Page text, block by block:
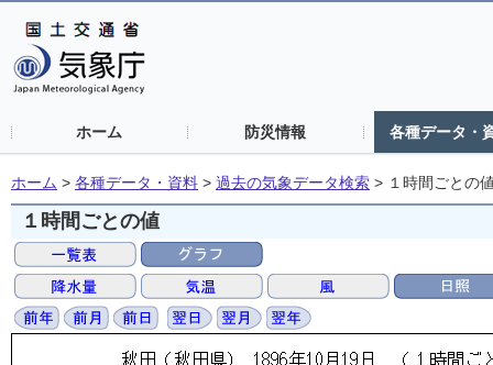
ホーム 防災情報 各種データ・
ホーム > 各種データ・資料 > 過去の気象データ検索 > １時間ごとの
１時間ごとの値